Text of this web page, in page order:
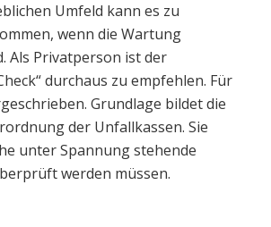
Umfeld kann es zu
wenn die Wartung
Als Privatperson ist der
durchaus zu empfehlen. Für
Grundlage bildet die
der Unfallkassen. Sie
unter Spannung stehende
werden müssen.